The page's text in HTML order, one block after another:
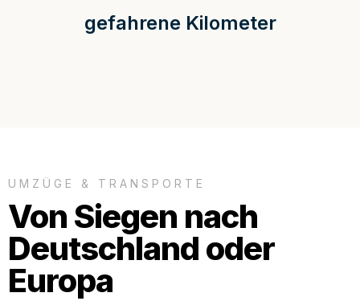
gefahrene Kilometer
UMZÜGE & TRANSPORTE
Von Siegen nach
Deutschland oder
Europa